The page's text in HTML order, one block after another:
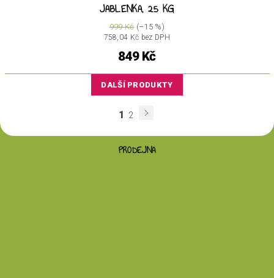
JABLENKA, 25 KG
999 Kč(–15 %)
758,04 Kč bez DPH
849 Kč
DALŠÍ PRODUKTY
1 2
PRODEJNA